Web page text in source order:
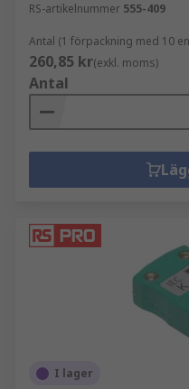
RS-artikelnummer 555-409
Antal (1 förpackning med 10
260,85 kr(exkl. moms)
Antal
I lager